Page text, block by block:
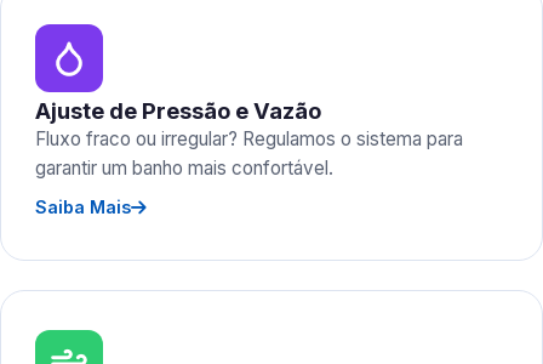
Ajuste de Pressão e Vazão
Fluxo fraco ou irregular? Regulamos o sistema para
garantir um banho mais confortável.
Saiba Mais